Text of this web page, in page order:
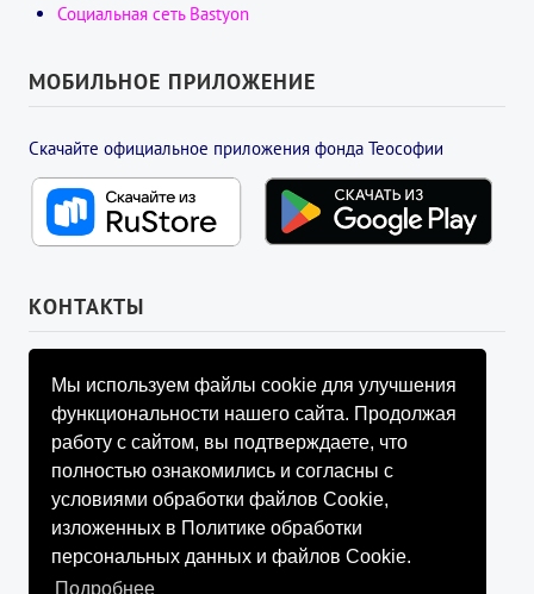
Мы используем файлы cookie для улучшения
функциональности нашего сайта. Продолжая
работу с сайтом, вы подтверждаете, что
полностью ознакомились и согласны с
условиями обработки файлов Cookie,
изложенных в Политике обработки
персональных данных и файлов Cookie.
Подробнее
Социальная сеть Bastyon
МОБИЛЬНОЕ ПРИЛОЖЕНИЕ
Скачайте официальное приложения фонда Теософии
КОНТАКТЫ
УПРАВЛЯЮЩИЙ СОВЕТ ФОНДА
info@fondtheosophy.ru
+7 (926) 184-90-66
+7 (926) 910-92-77
+7 (962) 907-24-88